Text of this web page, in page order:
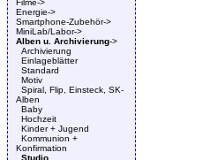
Filme->
Energie->
Smartphone-Zubehör->
MiniLab/Labor->
Alben u. Archivierung->
Archivierung
Einlageblätter
Standard
Motiv
Spiral, Flip, Einsteck, SK-
Alben
Baby
Hochzeit
Kinder + Jugend
Kommunion +
Konfirmation
Studio